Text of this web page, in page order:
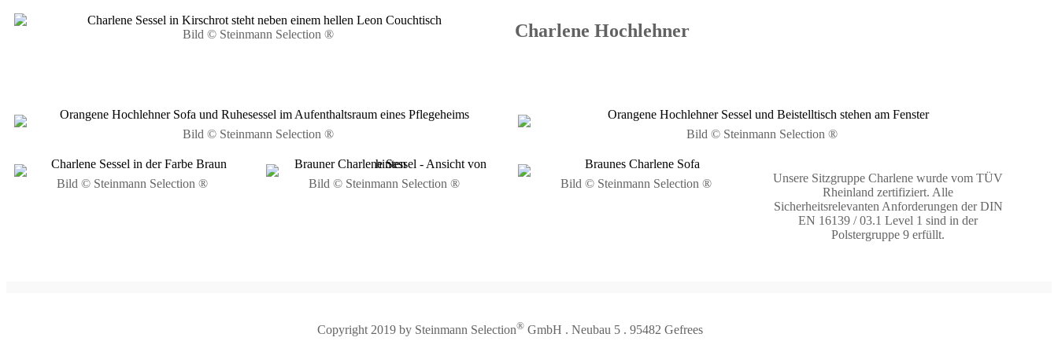
Bild © Steinmann Selection ® Charlene Hochlehner
Bild © Steinmann Selection ® Bild © Steinmann Selection ®
Bild © Steinmann Selection ® Bild © Steinmann Selection ® Bild © Steinmann Selection ®
Unsere Sitzgruppe Charlene wurde vom TÜV
Rheinland zertifiziert. Alle
Sicherheitsrelevanten Anforderungen der DIN
EN 16139 / 03.1 Level 1 sind in der
Polstergruppe 9 erfüllt.
Copyright 2019 by Steinmann Selection® GmbH . Neubau 5 . 95482 Gefrees